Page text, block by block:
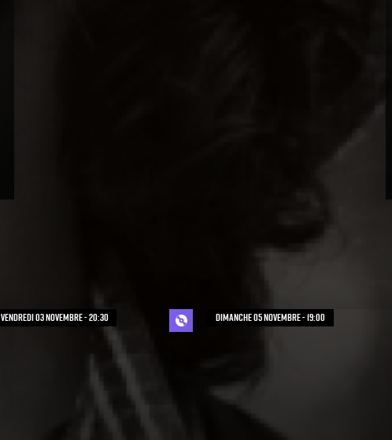
vendredi 03 novembre - 20:30 dimanche 05 novembre - 19:00